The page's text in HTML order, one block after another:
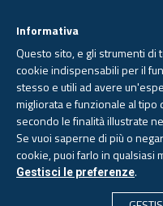
Venerdì, 7 agosto
Informativa
Questo sito, e gli strumenti di
cookie indispensabili per il
stesso e utili ad avere
migliorata e funzionale al
secondo le finalità illustrate
Se vuoi saperne di più o
cookie, puoi farlo in qualsiasi
Gestisci le preferenze.